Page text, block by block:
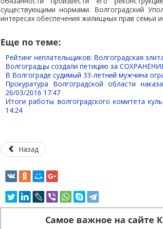
существующими нормами. Волгоградский
интересах обеспечения жилищных прав семьи
Еще по теме:
Рейтинг неплательщиков: Волгоградская
Волгоградцы создали петицию за
В Волгограде судимый 33-летний мужчина
Прокуратура Волгоградской области
26/03/2016 17:47
Итоги работы волгоградского комитета
14:24
Назад
Самое важное на сайте